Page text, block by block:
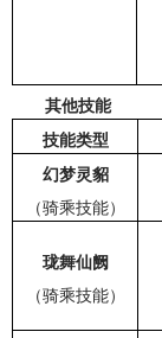
其他技能
技能类型
幻梦灵貂
（骑乘技能）
珑舞仙阙
（骑乘技能）